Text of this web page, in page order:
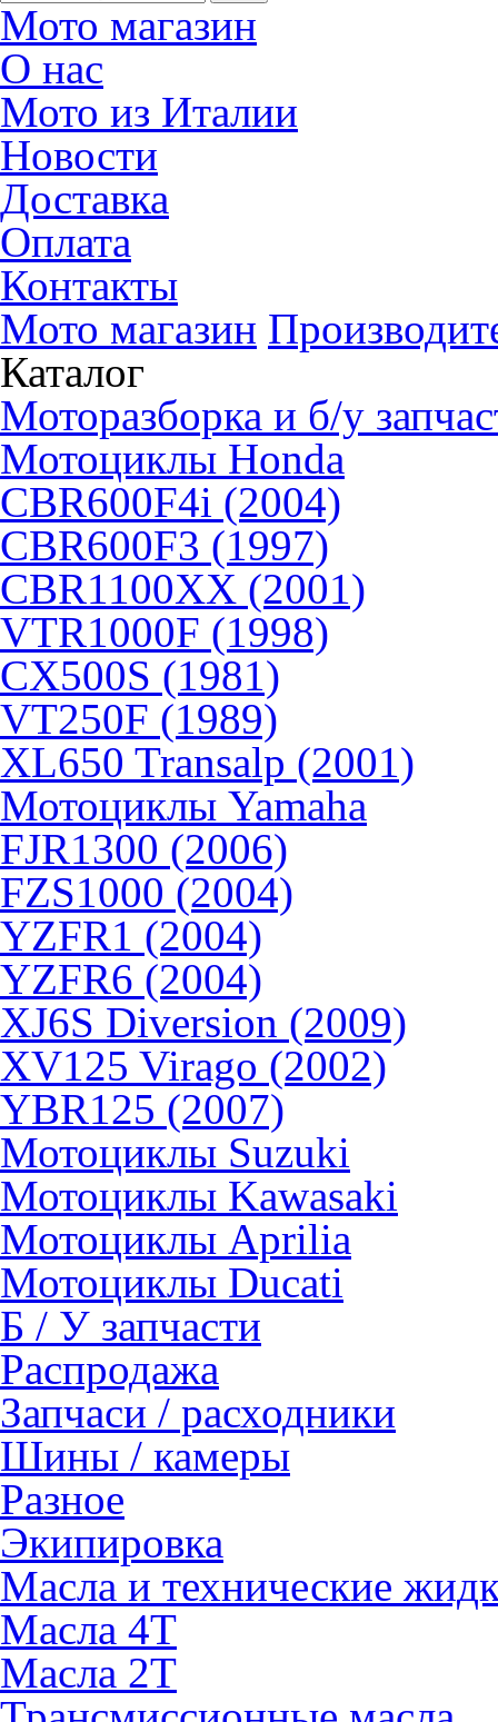
Мото магазин
О нас
Мото из Италии
Новости
Доставка
Оплата
Контакты
Мото магазин
Каталог
Моторазборка и б/у
Мотоциклы Honda
CBR600F4i (2004)
CBR600F3 (1997)
CBR1100XX (2001)
VTR1000F (1998)
CX500S (1981)
VT250F (1989)
XL650 Transalp (2001)
Мотоциклы Yamaha
FJR1300 (2006)
FZS1000 (2004)
YZFR1 (2004)
YZFR6 (2004)
XJ6S Diversion (2009)
XV125 Virago (2002)
YBR125 (2007)
Мотоциклы Suzuki
Мотоциклы Kawasaki
Мотоциклы Aprilia
Мотоциклы Ducati
Б / У запчасти
Распродажа
Запчаси / расходники
Шины / камеры
Разное
Экипировка
Масла и технические
Масла 4Т
Масла 2Т